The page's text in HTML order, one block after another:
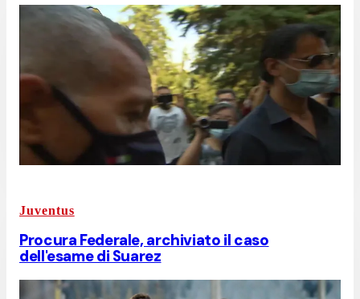
Juventus
Procura Federale, archiviato il caso
dell'esame di Suarez